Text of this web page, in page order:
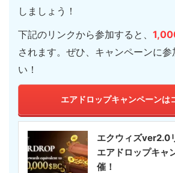
しましょう！
下記のリンクから参加すると、
されます。ぜひ、キャンペーンに参
い！
エアドロップキャンペーンは
エクウィズver2.0
エアドロップキャ
催！